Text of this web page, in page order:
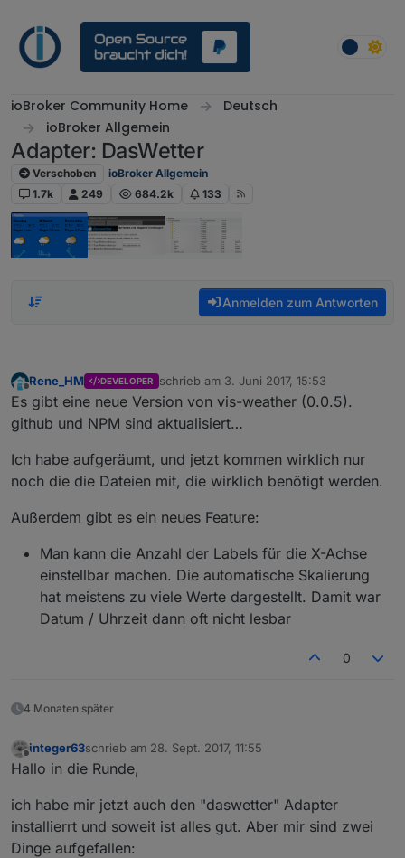
ioBroker Community Home
Deutsch
ioBroker Allgemein
Adapter: DasWetter
Verschoben
ioBroker Allgemein
1.7k
249 684.2k 133
Anmelden zum Antworten
Offline
Rene_HM DEVELOPER schrieb am 3. Juni 2017, 15:53
zuletzt editiert von
Es gibt eine neue Version von vis-weather (0.0.5).
github und NPM sind aktualisiert…
Ich habe aufgeräumt, und jetzt kommen wirklich nur
noch die die Dateien mit, die wirklich benötigt werden.
Außerdem gibt es ein neues Feature:
Man kann die Anzahl der Labels für die X-Achse
einstellbar machen. Die automatische Skalierung
hat meistens zu viele Werte dargestellt. Damit war
Datum / Uhrzeit dann oft nicht lesbar
0
4 Monaten später
Offline
integer63schrieb am 28. Sept. 2017, 11:55
zuletzt editiert von
Hallo in die Runde,
ich habe mir jetzt auch den "daswetter" Adapter
installierrt und soweit ist alles gut. Aber mir sind zwei
Dinge aufgefallen: